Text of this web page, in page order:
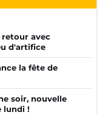
retour avec
d'artifice
la fête de
soir, nouvelle
lundi !